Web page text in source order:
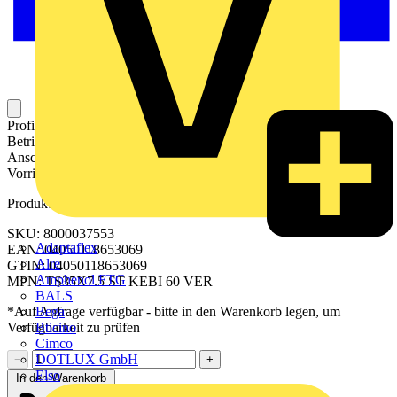
Adaptaflex
Alre
Amphenol FTG
BALS
Bega
Bticino
Cimco
DOTLUX GmbH
Elso
Profilschiene aus Metall für die Aufnahme elektrischer
Betriebsmittel. Die Tragschiene wird in ein Gehäuse, einen
Anschlusskasten, einen Schaltschrank oder eine ähnliche
Vorrichtung montiert.
Produktkennzeichen
SKU: 8000037553
EAN: 04050118653069
GTIN: 04050118653069
MPN: TS35X7.5 ST KEBI 60 VER
*Auf Anfrage verfügbar - bitte in den Warenkorb legen, um
Verfügbarkeit zu prüfen
−
+
In den Warenkorb